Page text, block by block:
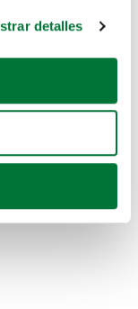
geográfica
activamente
(huellas
procesan sus
detalles